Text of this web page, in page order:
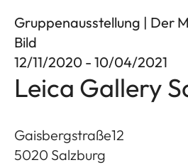
Gruppenausstellung | Der
Bild
12/11/2020 - 10/04/2021
Leica Gallery
Gaisbergstraße12
5020 Salzburg